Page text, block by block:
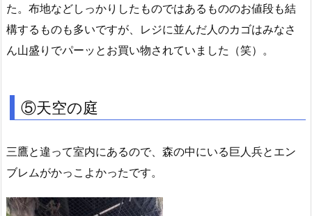
た。布地などしっかりしたものではあるもののお値段も結
構するものも多いですが、レジに並んだ人のカゴはみなさ
ん山盛りでパーッとお買い物されていました（笑）。
⑤天空の庭
三鷹と違って室内にあるので、森の中にいる巨人兵とエン
ブレムがかっこよかったです。